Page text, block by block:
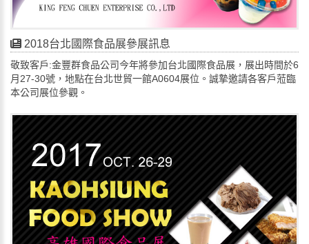
2018台北國際食品展參展訊息
敬致客戶:金豐群食品公司今年將參加台北國際食品展，展出時間於6
月27-30號，地點在台北世貿一館A0604展位。誠摯邀請各客戶蒞臨
本公司展位參觀。